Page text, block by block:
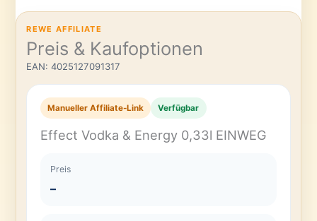
REWE AFFILIATE
Preis & Kaufoptionen
EAN: 4025127091317
Manueller Affiliate-Link Verfügbar
Effect Vodka & Energy 0,33l EINWEG
Preis
–